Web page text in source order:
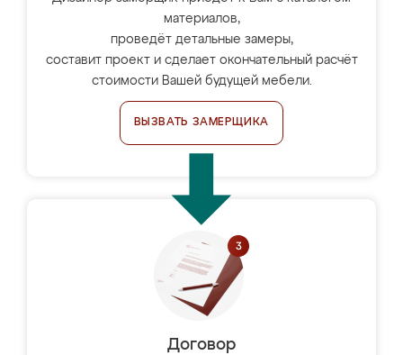
материалов,
проведёт детальные замеры,
составит проект и сделает окончательный расчёт
стоимости Вашей будущей мебели.
ВЫЗВАТЬ ЗАМЕРЩИКА
Договор